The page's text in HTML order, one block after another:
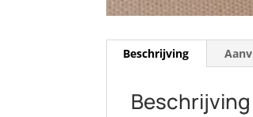
Beschrijving
Beschrijving